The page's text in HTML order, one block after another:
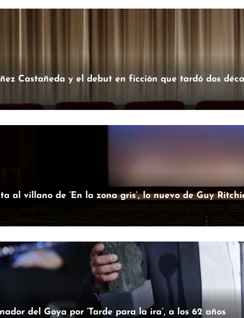
Castañeda y el debut en ficción que tardó dos
al villano de ‘En la zona gris’, lo nuevo de Guy
del Goya por ‘Tarde para la ira’, a los 62 años